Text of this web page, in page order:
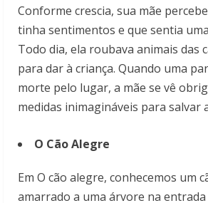
Conforme crescia, sua mãe
tinha sentimentos e que sentia
Todo dia, ela roubava animais das
para dar à criança. Quando uma
morte pelo lugar, a mãe se vê
medidas inimagináveis para salvar
O Cão Alegre
Em O cão alegre, conhecemos um
amarrado a uma árvore na